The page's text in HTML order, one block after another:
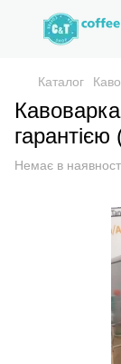
Каталог
Немає в